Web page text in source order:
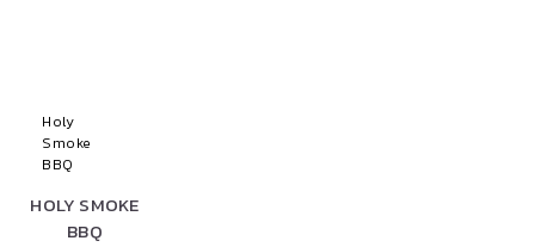
Holy
Smoke
BBQ
HOLY SMOKE
BBQ